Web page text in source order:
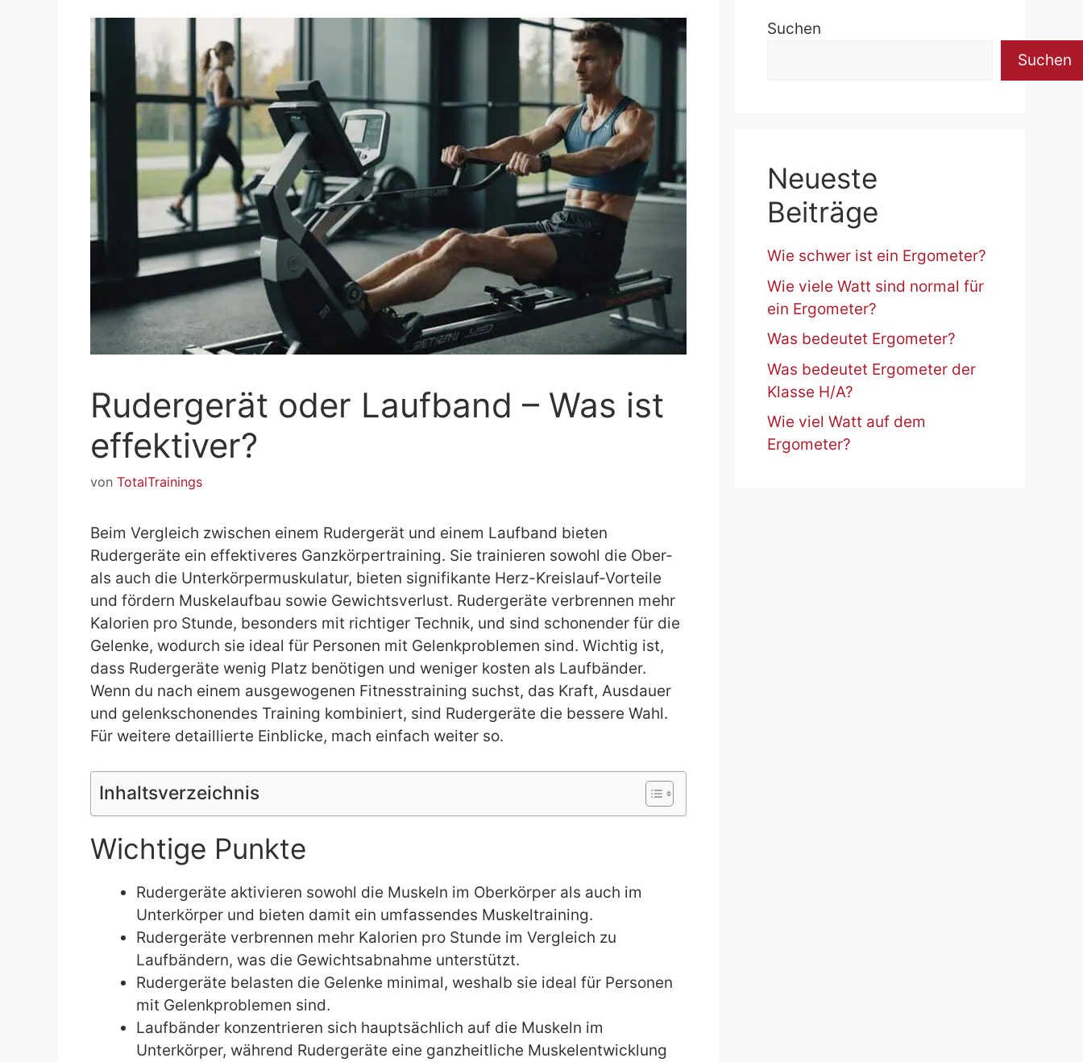
Rudergerät oder Laufband – Was ist
effektiver?
von TotalTrainings
Beim Vergleich zwischen einem Rudergerät und einem Laufband bieten
Rudergeräte ein effektiveres Ganzkörpertraining. Sie trainieren sowohl die Ober-
als auch die Unterkörpermuskulatur, bieten signifikante Herz-Kreislauf-Vorteile
und fördern Muskelaufbau sowie Gewichtsverlust. Rudergeräte verbrennen mehr
Kalorien pro Stunde, besonders mit richtiger Technik, und sind schonender für die
Gelenke, wodurch sie ideal für Personen mit Gelenkproblemen sind. Wichtig ist,
dass Rudergeräte wenig Platz benötigen und weniger kosten als Laufbänder.
Wenn du nach einem ausgewogenen Fitnesstraining suchst, das Kraft, Ausdauer
und gelenkschonendes Training kombiniert, sind Rudergeräte die bessere Wahl.
Für weitere detaillierte Einblicke, mach einfach weiter so.
Inhaltsverzeichnis
Wichtige Punkte
Rudergeräte aktivieren sowohl die Muskeln im Oberkörper als auch im
Unterkörper und bieten damit ein umfassendes Muskeltraining.
Rudergeräte verbrennen mehr Kalorien pro Stunde im Vergleich zu
Laufbändern, was die Gewichtsabnahme unterstützt.
Rudergeräte belasten die Gelenke minimal, weshalb sie ideal für Personen
mit Gelenkproblemen sind.
Laufbänder konzentrieren sich hauptsächlich auf die Muskeln im
Unterkörper, während Rudergeräte eine ganzheitliche Muskelentwicklung
Suchen
Suchen
Neueste
Beiträge
Wie schwer ist ein Ergometer?
Wie viele Watt sind normal für
ein Ergometer?
Was bedeutet Ergometer?
Was bedeutet Ergometer der
Klasse H/A?
Wie viel Watt auf dem
Ergometer?